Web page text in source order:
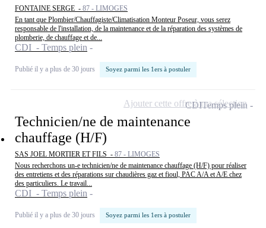
FONTAINE SERGE - 87 - LIMOGES
En tant que Plombier/Chauffagiste/Climatisation Monteur Poseur, vous serez
responsable de l'installation, de la maintenance et de la réparation des systèmes de
plomberie, de chauffage et de...
CDI - Temps plein
Publié il y a plus de 30 jours Soyez parmi les 1ers à postuler
Technicien/ne de maintenance
chauffage (H/F)
SAS JOEL MORTIER ET FILS - 87 - LIMOGES
Nous recherchons un-e technicien/ne de maintenance chauffage (H/F) pour réaliser
des entretiens et des réparations sur chaudières gaz et fioul, PAC A/A et A/E chez
des particuliers. Le travail...
CDI - Temps plein
Publié il y a plus de 30 jours Soyez parmi les 1ers à postuler
CDITemps plein
Ajouter cette offre à ma sélection